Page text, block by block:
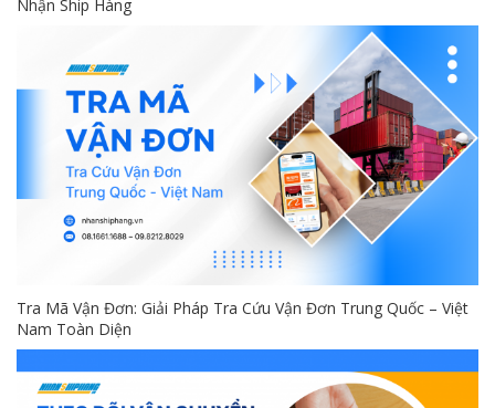
Nhận Ship Hàng
Tra Mã Vận Đơn: Giải Pháp Tra Cứu Vận Đơn Trung Quốc – Việt
Nam Toàn Diện